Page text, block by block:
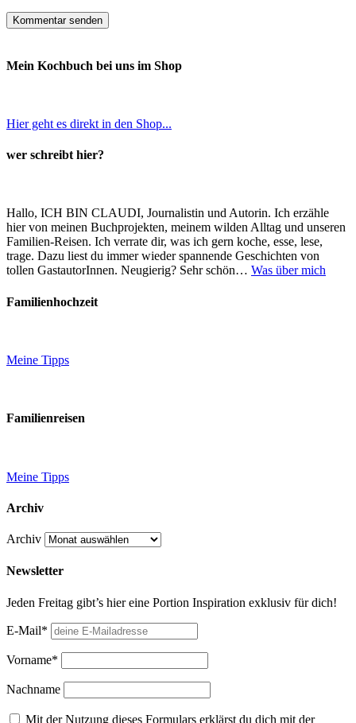
Mein Kochbuch bei uns im Shop
Hier geht es direkt in den Shop...
wer schreibt hier?
Hallo, ICH BIN CLAUDI, Journalistin und Autorin. Ich erzähle
hier von meinen Buchprojekten, meinem wilden Alltag und unseren
Familien-Reisen. Ich verrate dir, was ich gern koche, esse, lese,
trage. Dazu liest du immer wieder spannende Geschichten von
tollen GastautorInnen. Neugierig? Sehr schön… Was über mich
Familienhochzeit
Meine Tipps
Familienreisen
Meine Tipps
Archiv
Archiv
Newsletter
Jeden Freitag gibt’s hier eine Portion Inspiration exklusiv für dich!
E-Mail*
Vorname*
Nachname
Mit der Nutzung dieses Formulars erklärst du dich mit der